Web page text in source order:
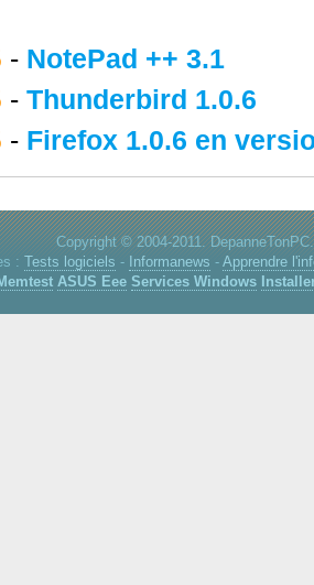
- NotePad ++ 3.1
- Thunderbird 1.0.6
- Firefox 1.0.6 en
Copyright © 2004-2011.
: Tests logiciels - Informanews - Apprendre
ASUS Eee Services Windows